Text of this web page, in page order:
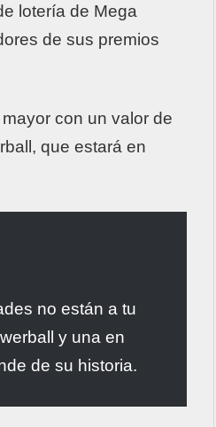
lotería de Mega
de sus premios
con un valor de
, que estará en
no están a tu
y una en
de su historia.